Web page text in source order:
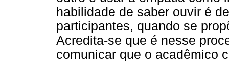
habilidade de saber ouvir é
participantes, quando se
Acredita-se que é nesse
comunicar que o acadêmico